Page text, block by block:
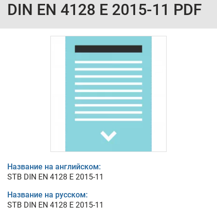
DIN EN 4128 E 2015-11 PDF
Название на английском:
STB DIN EN 4128 E 2015-11
Название на русском:
STB DIN EN 4128 E 2015-11